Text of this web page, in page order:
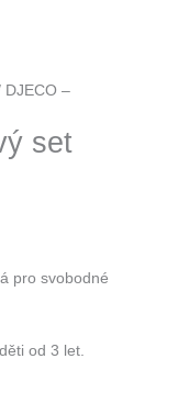
DJECO –
set
pro svobodné
od 3 let.